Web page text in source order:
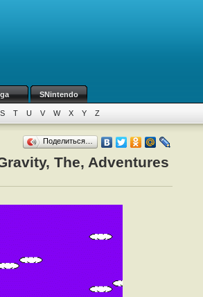
SNintendo
S T U V W X Y Z
Поделиться…
The, Adventures